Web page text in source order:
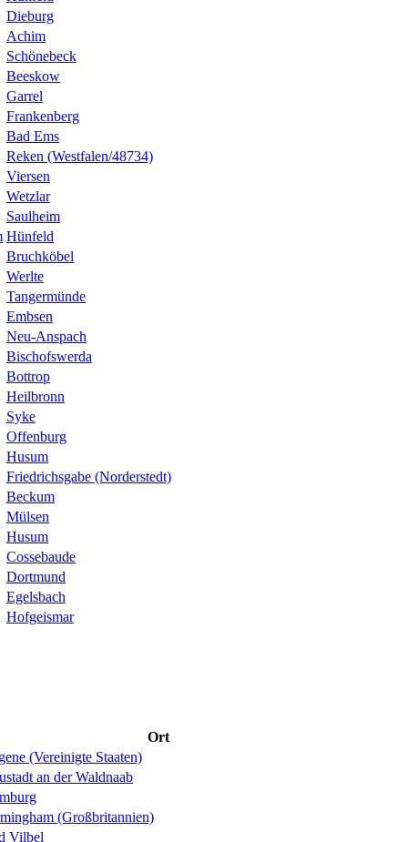
Dieburg
Achim
Schönebeck
Beeskow
Garrel
Frankenberg
Bad Ems
Reken (Westfalen/48734)
Viersen
Wetzlar
Saulheim
Hünfeld
Bruchköbel
Werlte
Tangermünde
Embsen
Neu-Anspach
Bischofswerda
Bottrop
Heilbronn
Syke
Offenburg
Husum
Friedrichsgabe (Norderstedt)
Beckum
Mülsen
Husum
Cossebaude
Dortmund
Egelsbach
Hofgeismar
Ort
(Vereinigte Staaten)
an der Waldnaab
(Großbritannien)
Vilbel